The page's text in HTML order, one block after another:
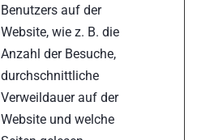
Benutzers auf der
Website, wie z. B. die
Anzahl der Besuche,
durchschnittliche
Verweildauer auf der
Website und welche